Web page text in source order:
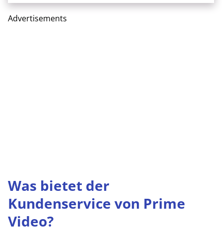
Advertisements
Was bietet der
Kundenservice von Prime
Video?